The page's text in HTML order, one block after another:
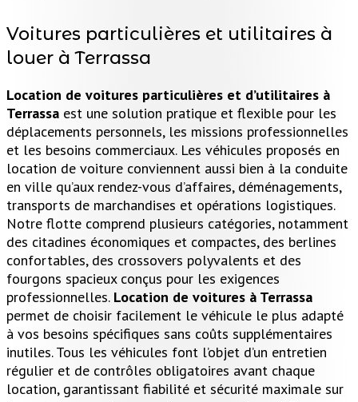
Voitures particulières et utilitaires à
louer à Terrassa
Location de voitures particulières et d’utilitaires à
Terrassa est une solution pratique et flexible pour les
déplacements personnels, les missions professionnelles
et les besoins commerciaux. Les véhicules proposés en
location de voiture conviennent aussi bien à la conduite
en ville qu’aux rendez-vous d’affaires, déménagements,
transports de marchandises et opérations logistiques.
Notre flotte comprend plusieurs catégories, notamment
des citadines économiques et compactes, des berlines
confortables, des crossovers polyvalents et des
fourgons spacieux conçus pour les exigences
professionnelles. Location de voitures à Terrassa
permet de choisir facilement le véhicule le plus adapté
à vos besoins spécifiques sans coûts supplémentaires
inutiles. Tous les véhicules font l’objet d’un entretien
régulier et de contrôles obligatoires avant chaque
location, garantissant fiabilité et sécurité maximale sur